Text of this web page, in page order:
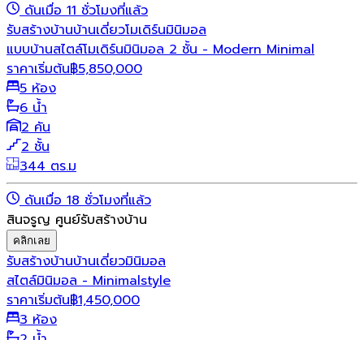
ดันเมื่อ 11 ชั่วโมงที่แล้ว
รับสร้างบ้านบ้านเดี่ยวโมเดิร์นมินิมอล
แบบบ้านสไตล์โมเดิร์นมินิมอล 2 ชั้น - Modern Minimal
ราคาเริ่มต้น฿5,850,000
5 ห้อง
6 น้ำ
2 คัน
2 ชั้น
344 ตร.ม
ดันเมื่อ 18 ชั่วโมงที่แล้ว
สินจรูญ ศูนย์รับสร้างบ้าน
คลิกเลย
รับสร้างบ้านบ้านเดี่ยวมินิมอล
สไตล์มินิมอล - Minimalstyle
ราคาเริ่มต้น฿1,450,000
3 ห้อง